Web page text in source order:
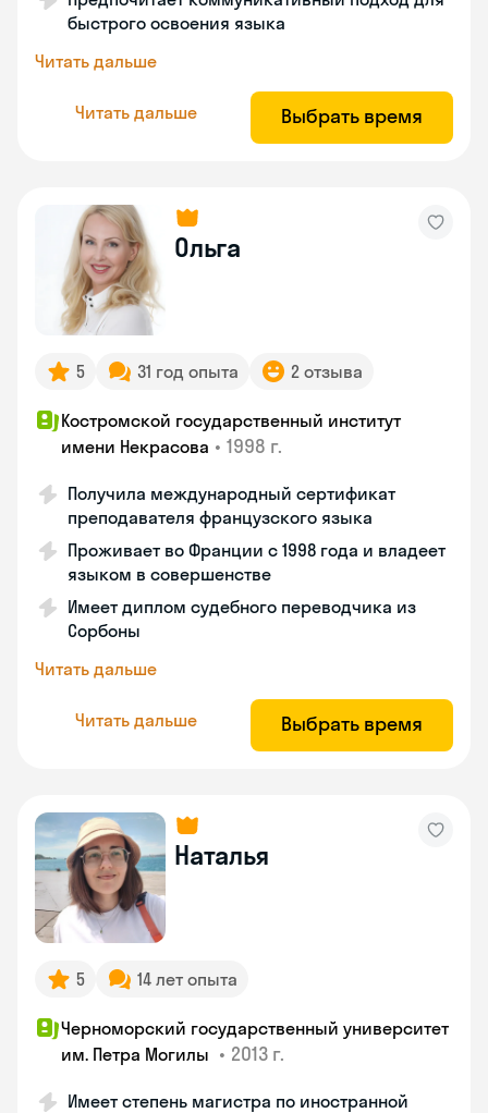
быстрого освоения языка
Читать дальше
Читать дальше Выбрать время
Ольга
5 31 год опыта 2 отзыва
Костромской государственный институт
имени Некрасова • 1998 г.
Получила международный сертификат
преподавателя французского языка
Проживает во Франции с 1998 года и владеет
языком в совершенстве
Имеет диплом судебного переводчика из
Сорбоны
Читать дальше
Читать дальше Выбрать время
Наталья
5 14 лет опыта
Черноморский государственный университет
им. Петра Могилы • 2013 г.
Имеет степень магистра по иностранной